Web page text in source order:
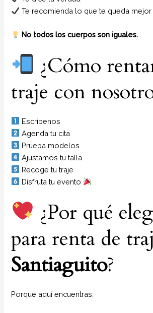
Te recomienda lo que te queda mejor
No todos los cuerpos son iguales.
¿Cómo
traje con
Escríbenos
Agenda tu cita
Prueba modelos
Ajustamos tu talla
Recoge tu traje
Disfruta tu evento
¿Por qué
para renta de
Santiaguito?
Porque aquí encuentras: